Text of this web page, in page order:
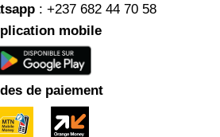
: +237 682 44 70 58
mobile
de paiement